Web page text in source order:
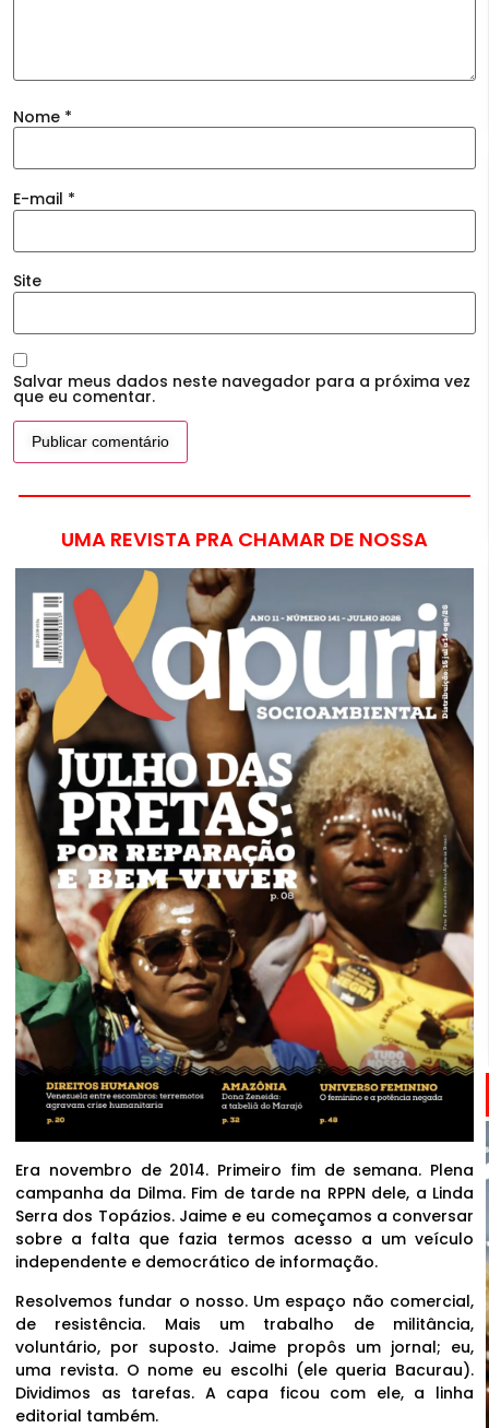
Nome *
E-mail *
Site
Salvar meus dados neste navegador para a próxima vez
que eu comentar.
UMA REVISTA PRA CHAMAR DE NOSSA
Era novembro de 2014. Primeiro fim de semana. Plena
campanha da Dilma. Fim de tarde na RPPN dele, a Linda
Serra dos Topázios. Jaime e eu começamos a conversar
sobre a falta que fazia termos acesso a um veículo
independente e democrático de informação.
Resolvemos fundar o nosso. Um espaço não comercial,
de resistência. Mais um trabalho de militância,
voluntário, por suposto. Jaime propôs um jornal; eu,
uma revista. O nome eu escolhi (ele queria Bacurau).
Dividimos as tarefas. A capa ficou com ele, a linha
editorial também.